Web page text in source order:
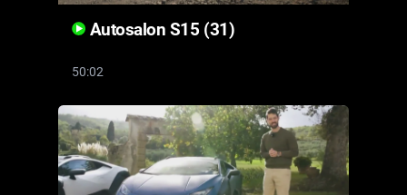
Autosalon S15 (31)
50:02